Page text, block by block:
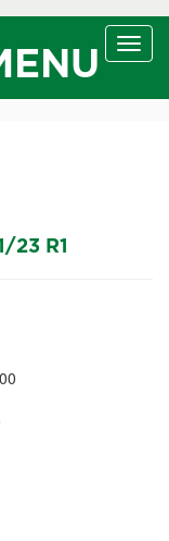
Ir à busca Alt+3
23 R1